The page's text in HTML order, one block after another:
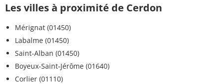
Les villes à proximité de Cerdon
Mérignat (01450)
Labalme (01450)
Saint-Alban (01450)
Boyeux-Saint-Jérôme (01640)
Corlier (01110)